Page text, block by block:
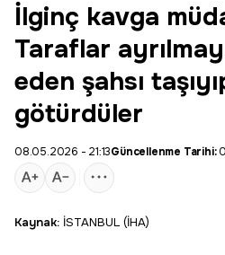
İlginç kavga
Taraflar
eden şahsı
götürdüler
08.05.2026 - 21:13Güncellenme Tarihi:
Kaynak: İSTANBUL (İHA)